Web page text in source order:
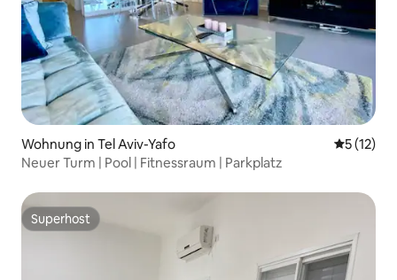
Wohnung in Tel Aviv-Yafo
5 (12)
Neuer Turm | Pool | Fitnessraum | Parkplatz
Superhost
Superhost